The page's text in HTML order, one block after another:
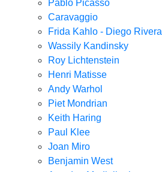
Pablo Picasso
Caravaggio
Frida Kahlo - Diego Rivera
Wassily Kandinsky
Roy Lichtenstein
Henri Matisse
Andy Warhol
Piet Mondrian
Keith Haring
Paul Klee
Joan Miro
Benjamin West